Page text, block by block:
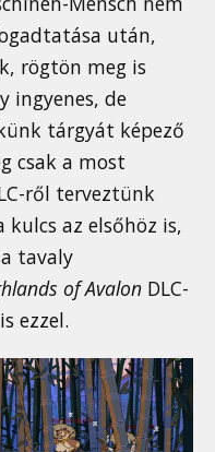
után,
rögtön meg is
ingyenes, de
tárgyát képező
csak a most
ről terveztünk
az elsőhöz is,
tavaly
of Avalon DLC-
ezzel.